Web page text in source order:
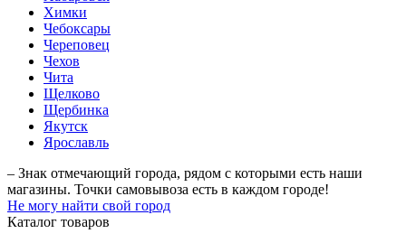
Химки
Чебоксары
Череповец
Чехов
Чита
Щелково
Щербинка
Якутск
Ярославль
– Знак отмечающий города, рядом с которыми есть наши
магазины. Точки самовывоза есть в каждом городе!
Не могу найти свой город
Каталог товаров